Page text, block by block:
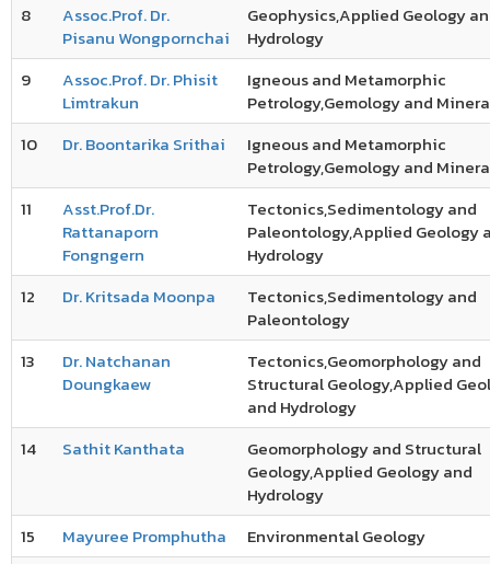
8
Assoc.Prof. Dr.
Pisanu Wongpornchai
Geophysics,Applied Geology
Hydrology
9
Assoc.Prof. Dr. Phisit
Limtrakun
Igneous and Metamorphic
Petrology,Gemology and
10
Dr. Boontarika Srithai
Igneous and Metamorphic
Petrology,Gemology and
11
Asst.Prof.Dr.
Rattanaporn
Fongngern
Tectonics,Sedimentology and
Paleontology,Applied Geology
Hydrology
12
Dr. Kritsada Moonpa
Tectonics,Sedimentology and
Paleontology
13
Dr. Natchanan
Doungkaew
Tectonics,Geomorphology and
Structural Geology,Applied
and Hydrology
14
Sathit Kanthata
Geomorphology and Structural
Geology,Applied Geology and
Hydrology
15
Mayuree Promphutha Environmental Geology